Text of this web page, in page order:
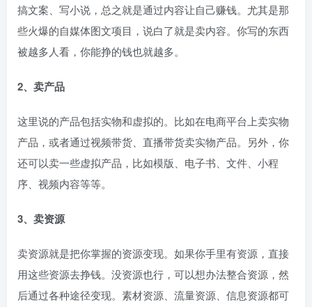
搞文案、写小说，总之就是通过内容让自己赚钱。尤其是那
些火爆的自媒体图文项目，说白了就是卖内容。你写的东西
被越多人看，你能挣的钱也就越多。
2、卖产品
这里说的产品包括实物和虚拟的。比如在电商平台上卖实物
产品，或者通过视频带货、直播带货卖实物产品。另外，你
还可以卖一些虚拟产品，比如模版、电子书、文件、小程
序、视频内容等等。
3、卖资源
卖资源就是把你掌握的资源变现。如果你手里有资源，直接
用这些资源去挣钱。没资源也行，可以想办法整合资源，然
后通过各种途径变现。素材资源、流量资源、信息资源都可